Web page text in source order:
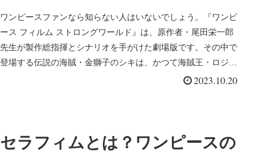
ワンピースファンなら知らない人はいないでしょう。『ワンピ
ース フィルム ストロングワールド』は、原作者・尾田栄一郎
先生が製作総指揮とシナリオを手がけた劇場版です。その中で
登場する伝説の海賊・金獅子のシキは、かつて海賊王・ロジャ
2023.10.20
セラフィムとは？ワンピースの